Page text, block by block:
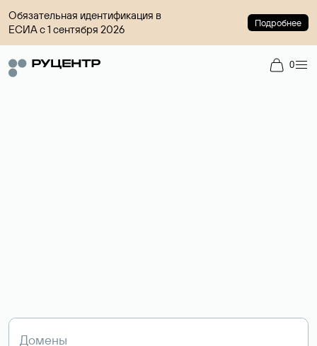
Обязательная идентификация в
ЕСИА с 1 сентября 2026
Подробнее
0